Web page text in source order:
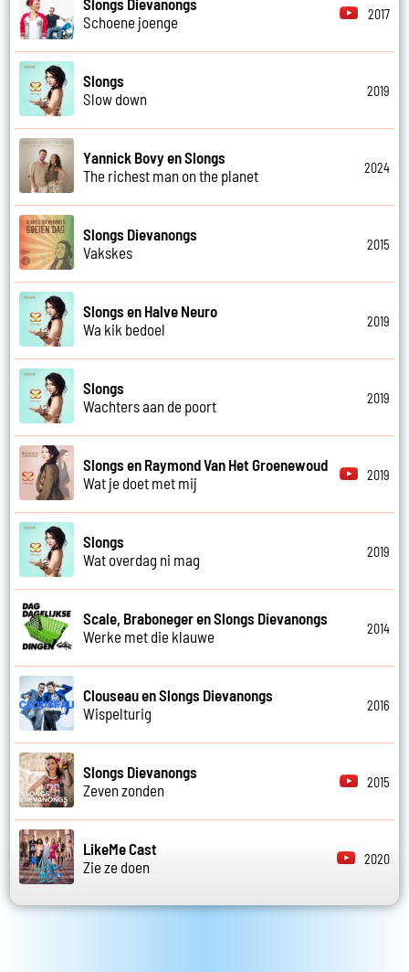
Slongs Dievanongs
Schoene joenge
2017
Slongs
Slow down
2019
Yannick Bovy en Slongs
The richest man on the planet
2024
Slongs Dievanongs
Vakskes
2015
Slongs en Halve Neuro
Wa kik bedoel
2019
Slongs
Wachters aan de poort
2019
Slongs en Raymond Van Het Groenewoud
Wat je doet met mij
2019
Slongs
Wat overdag ni mag
2019
Scale, Braboneger en Slongs Dievanongs
Werke met die klauwe
2014
Clouseau en Slongs Dievanongs
Wispelturig
2016
Slongs Dievanongs
Zeven zonden
2015
LikeMe Cast
Zie ze doen
2020